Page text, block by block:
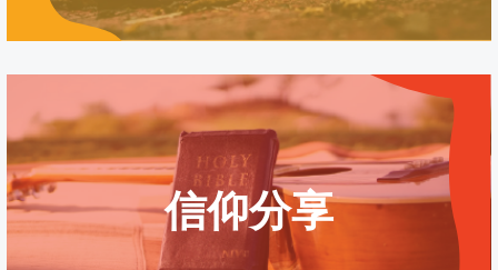
教會信仰
教會歷史
教會同工
信仰分享